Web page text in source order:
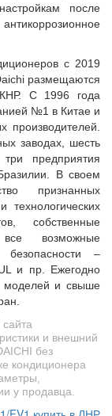
после
с 2019
размещаются
С 1996 года
№1 в Китае и
производителей.
заводах, шесть
предприятия
В своем
признанных
собственные
все возможные
безопасности –
и пр. Ежегодно
моделей и свыше
и внешний
без
кондиционера
у продавца.